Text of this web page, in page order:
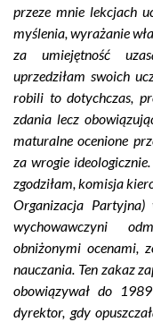
przeze mnie lekcjach
myślenia, wyrażanie
za umiejętność
uprzedziłam swoich
robili to dotychczas,
zdania lecz
maturalne ocenione
za wrogie
zgodziłam, komisja
Organizacja
wychowawczyni
obniżonymi ocenami,
nauczania. Ten zakaz
obowiązywał do
dyrektor, gdy